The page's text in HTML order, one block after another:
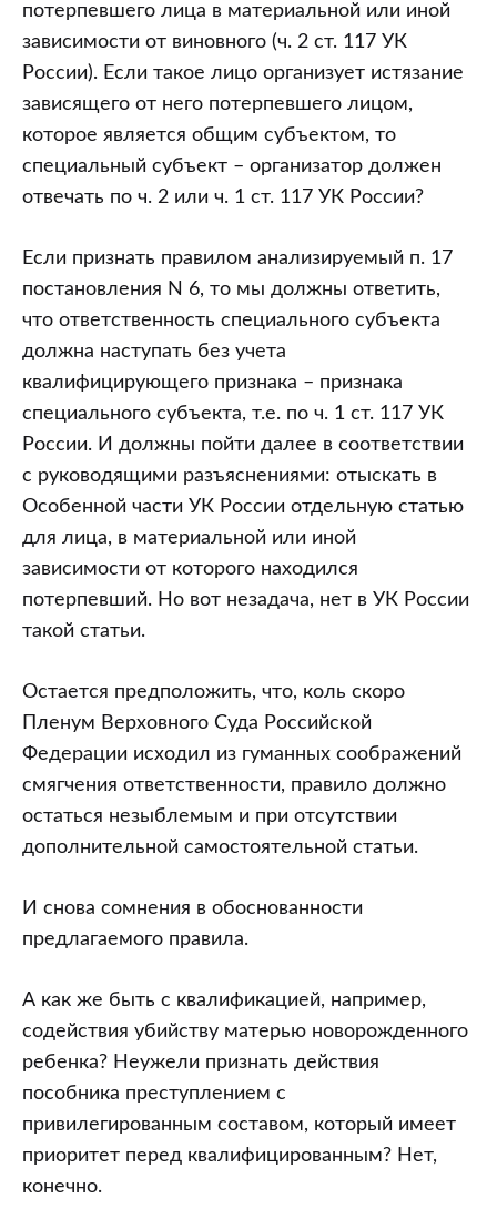
потерпевшего лица в материальной или иной
зависимости от виновного (ч. 2 ст. 117 УК
России). Если такое лицо организует истязание
зависящего от него потерпевшего лицом,
которое является общим субъектом, то
специальный субъект – организатор должен
отвечать по ч. 2 или ч. 1 ст. 117 УК России?
Если признать правилом анализируемый п. 17
постановления N 6, то мы должны ответить,
что ответственность специального субъекта
должна наступать без учета
квалифицирующего признака – признака
специального субъекта, т.е. по ч. 1 ст. 117 УК
России. И должны пойти далее в соответствии
с руководящими разъяснениями: отыскать в
Особенной части УК России отдельную статью
для лица, в материальной или иной
зависимости от которого находился
потерпевший. Но вот незадача, нет в УК России
такой статьи.
Остается предположить, что, коль скоро
Пленум Верховного Суда Российской
Федерации исходил из гуманных соображений
смягчения ответственности, правило должно
остаться незыблемым и при отсутствии
дополнительной самостоятельной статьи.
И снова сомнения в обоснованности
предлагаемого правила.
А как же быть с квалификацией, например,
содействия убийству матерью новорожденного
ребенка? Неужели признать действия
пособника преступлением с
привилегированным составом, который имеет
приоритет перед квалифицированным? Нет,
конечно.